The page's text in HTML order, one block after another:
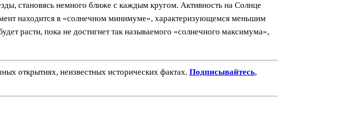
становясь немного ближе с каждым кругом. Активность на Солнце
находится в «солнечном минимуме», характеризующемся меньшим
расти, пока не достигнет так называемого «солнечного максимума»,
открытиях, неизвестных исторических фактах. Подписывайтесь,